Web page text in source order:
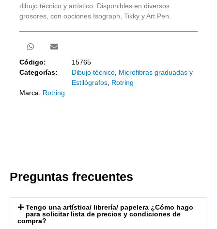
dibujo técnico y artístico. Disponibles en diversos
grosores, con opciones Isograph, Tikky y Art Pen.
Código:
15765
Categorías:
Dibujo técnico, Microfibras graduadas y
Estilógrafos, Rotring
Marca: Rotring
Preguntas frecuentes
Tengo una artística/ librería/ papelera ¿Cómo hago
para solicitar lista de precios y condiciones de
compra?